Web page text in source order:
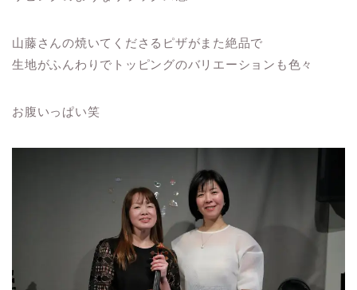
山藤さんの焼いてくださるピザがまた絶品で
生地がふんわりでトッピングのバリエーションも色々
お腹いっぱい笑